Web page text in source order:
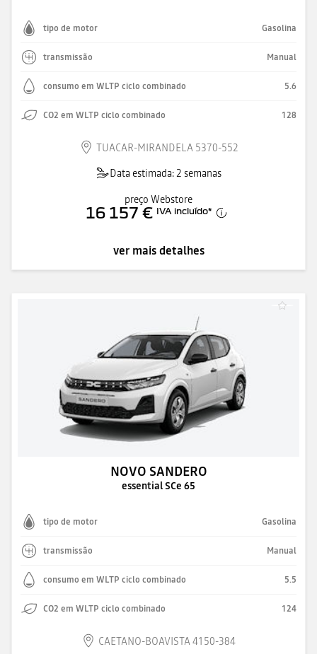
tipo de motor Gasolina
transmissão Manual
consumo em WLTP ciclo combinado 5.6
CO2 em WLTP ciclo combinado 128
TUACAR-MIRANDELA 5370-552
Data estimada: 2 semanas
preço Webstore
16 157 € IVA incluído*
ver mais detalhes
NOVO SANDERO
essential SCe 65
tipo de motor Gasolina
transmissão Manual
consumo em WLTP ciclo combinado 5.5
CO2 em WLTP ciclo combinado 124
CAETANO-BOAVISTA 4150-384